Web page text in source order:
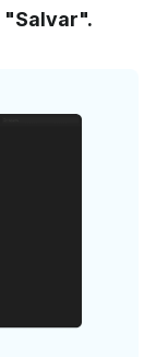
"Salvar".